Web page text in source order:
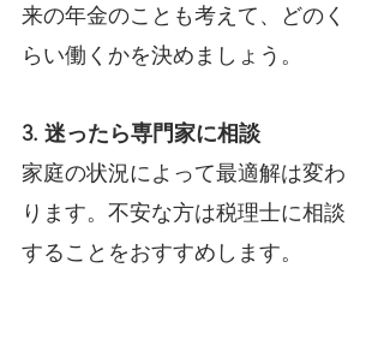
来の年金のことも考えて、どのく
らい働くかを決めましょう。
3. 迷ったら専門家に相談
家庭の状況によって最適解は変わ
ります。不安な方は税理士に相談
することをおすすめします。